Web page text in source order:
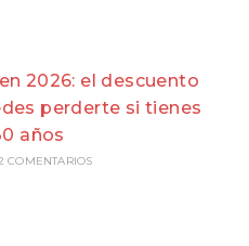
2026: el descuento
perderte si tienes
años
COMENTARIOS